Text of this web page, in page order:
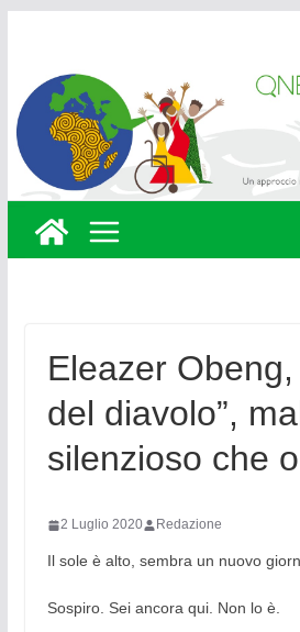
content
Eleazer Obeng,
del diavolo”,
silenzioso che
2 Luglio 2020 Redazione
Il sole è alto, sembra un nuovo
Sospiro. Sei ancora qui. Non lo è.